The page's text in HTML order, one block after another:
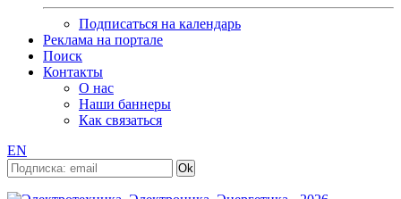
Подписаться на календарь
Реклама на портале
Поиск
Контакты
О нас
Наши баннеры
Как связаться
EN